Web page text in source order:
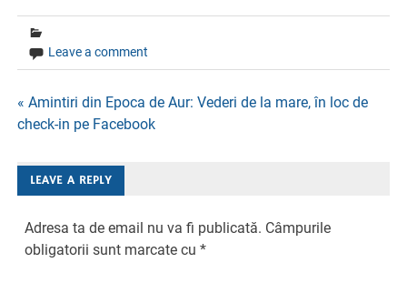
Leave a comment
Navigare
articole
« Amintiri din Epoca de Aur: Vederi de la mare, în loc de
check-in pe Facebook
LEAVE A REPLY
Adresa ta de email nu va fi publicată. Câmpurile
obligatorii sunt marcate cu*